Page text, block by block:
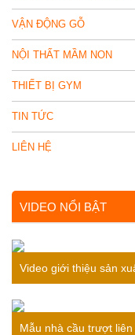
VẬN ĐỘNG GỖ
NỘI THẤT MẦM NON
THIẾT BỊ GYM
TIN TỨC
LIÊN HỆ
VIDEO NỔI BẬT
Video giới thiệu sản
bé
Mẫu nhà cầu trượt